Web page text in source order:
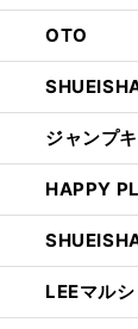
OTO
ジャンプ
HAPPY
LEEマル